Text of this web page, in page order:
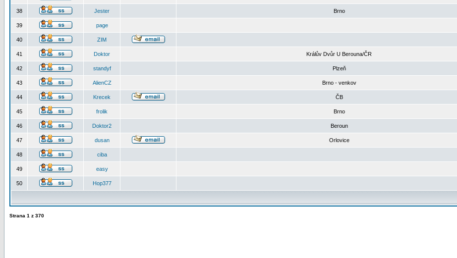
38 Jester Brno
39 page
40 ZIM
41 Doktor Králův Dvůr U Berouna/ČR
42 standyf Plzeň
43 AlienCZ Brno - venkov
44 Krecek ČB
45 frolik Brno
46 Doktor2 Beroun
47 dusan Orlovice
48 ciba
49 easy
50 Hop377
Strana 1 z 370